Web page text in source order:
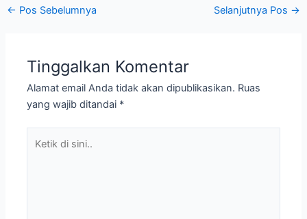
← Pos Sebelumnya Selanjutnya Pos →
Tinggalkan Komentar
Alamat email Anda tidak akan dipublikasikan. Ruas
yang wajib ditandai *